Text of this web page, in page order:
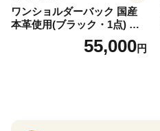
ワンショルダーバック 国産
本革使用(ブラック・1点) 鞄
バック バッグ カバン レザー
国産 日本製 牛革 黒 革 革製
55,000円